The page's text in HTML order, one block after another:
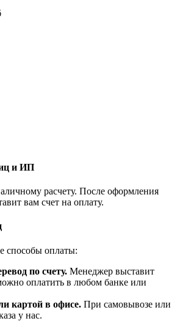
и ИП
расчету. После оформления
вам счет на оплату.
способы оплаты:
по счету. Менеджер выставит
оплатить в любом банке или
картой в офисе. При самовывозе или
у нас.